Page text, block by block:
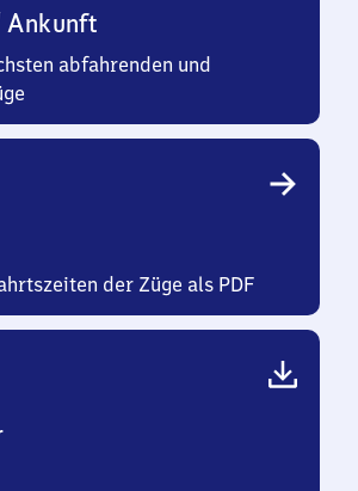
Ankunft
abfahrenden und
der Züge als PDF